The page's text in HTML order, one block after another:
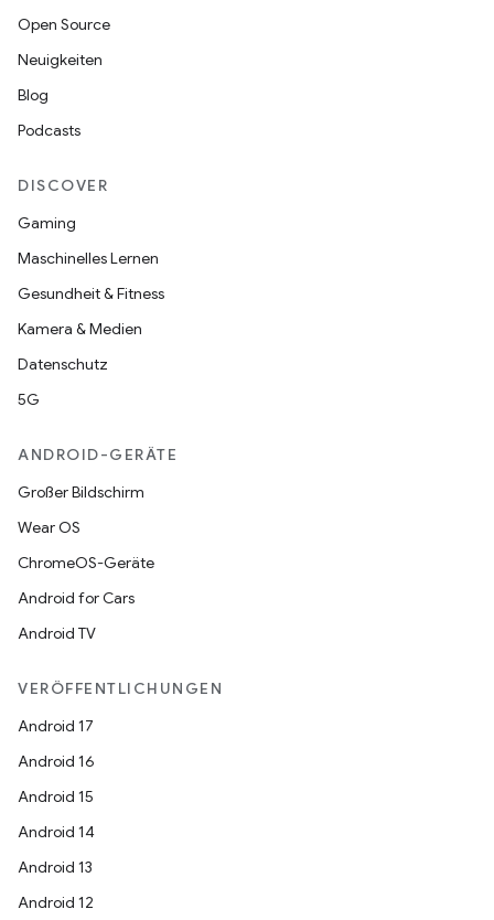
Open Source
Neuigkeiten
Blog
Podcasts
DISCOVER
Gaming
Maschinelles Lernen
Gesundheit & Fitness
Kamera & Medien
Datenschutz
5G
ANDROID-GERÄTE
Großer Bildschirm
Wear OS
ChromeOS-Geräte
Android for Cars
Android TV
VERÖFFENTLICHUNGEN
Android 17
Android 16
Android 15
Android 14
Android 13
Android 12